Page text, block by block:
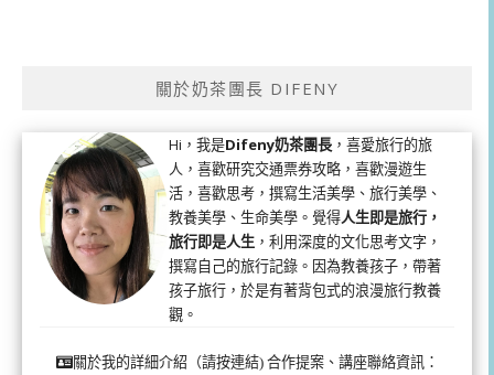
關於奶茶團長 DIFENY
Hi，我是Difeny奶茶團長 ，喜愛旅行的旅
人，喜歡研究交通票券攻略，喜歡漫遊生
活，喜歡思考，撰寫生活美學、旅行美學、
教養美學、生命美學。覺得人生即是旅行，
旅行即是人生 ，利用深度的文化思考文字，
撰寫自己的旅行記錄。因為教養孩子，帶著
孩子旅行，於是有著背包式的浪漫旅行教養
觀。
關於我的詳細介紹（請按連結)合作提案、講座聯絡資訊：